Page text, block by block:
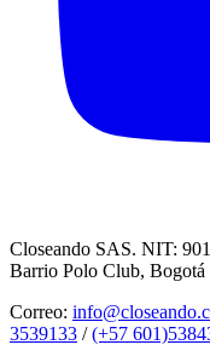
Closeando SAS. NIT:
Barrio Polo Club, Bogotá
Correo:
3539133 /(+57